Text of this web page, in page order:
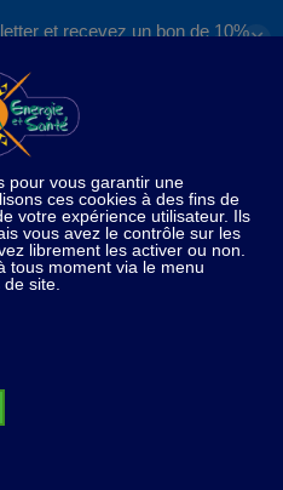
et recevez un bon de 10%✕
- 180 gr